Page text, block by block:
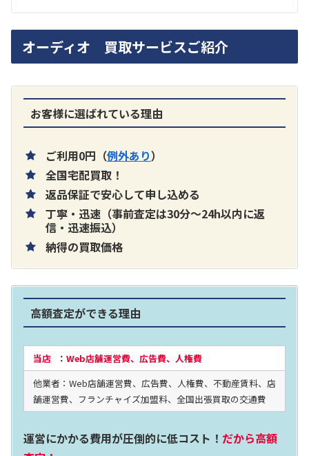
買取価格：お問合せください
SONY
片耳巻き取りイヤホン内蔵ラジオ SRF-
2024年12月更新 オーディオ買取価格
LUXKIT
オーディオ 買取サービスご紹介
お客様に選ばれている理由
ご利用0円（例外あり）
全国宅配買取！
返品保証で安心して申し込める
丁寧・迅速（事前査定は30分～24h以内に返
信・迅速振込）
納得の買取価格
高額査定ができる理由
当店： Web店舗運営費、広告費、人権費
他業者：Web店舗運営費、広告費、人権費、不動産賃料、店
舗運営費、フランチャイズ加盟料、全国出張買取の交通費
運営にかかる費用が圧倒的に低コスト！ だから高額